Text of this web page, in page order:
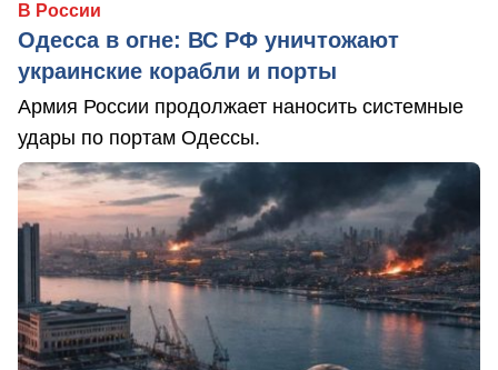
В России
Одесса в огне: ВС РФ уничтожают
украинские корабли и порты
Армия России продолжает наносить системные
удары по портам Одессы.